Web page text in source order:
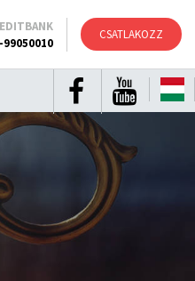
CSATLAKOZZ